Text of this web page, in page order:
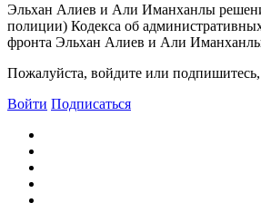
Эльхан Алиев и Али Иманханлы
полиции) Кодекса об
фронта Эльхан Алиев и Али
Пожалуйста, войдите или
Войти Подписаться